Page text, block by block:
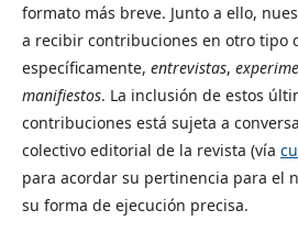
formato más breve. Junto a ello,
a recibir contribuciones en otro tipo
específicamente, entrevistas,
manifiestos. La inclusión de estos
contribuciones está sujeta a
colectivo editorial de la revista (vía
para acordar su pertinencia para el
su forma de ejecución precisa.